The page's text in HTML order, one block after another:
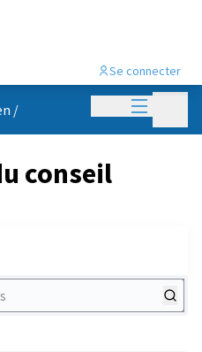
Menu
Se connecter
/
conseil